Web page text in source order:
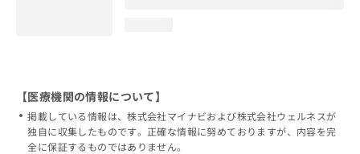
【医療機関の情報について】
掲載している情報は、株式会社マイナビおよび株式会社ウェルネスが
独自に収集したものです。正確な情報に努めておりますが、内容を完
全に保証するものではありません。